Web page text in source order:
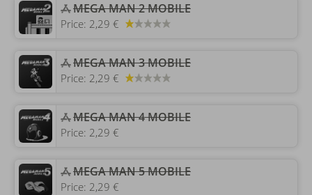
‎MEGA MAN 2 MOBILE
Price: 2,29 €
‎MEGA MAN 3 MOBILE
Price: 2,29 €
‎MEGA MAN 4 MOBILE
Price: 2,29 €
‎MEGA MAN 5 MOBILE
Price: 2,29 €